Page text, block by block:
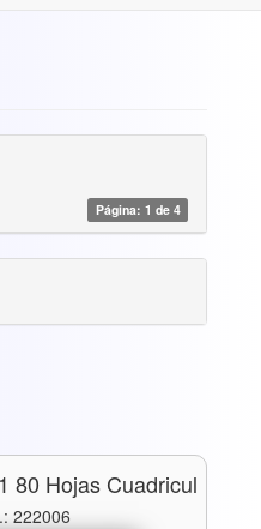
Página: 1 de 4
80 Hojas Cuadricul
222006